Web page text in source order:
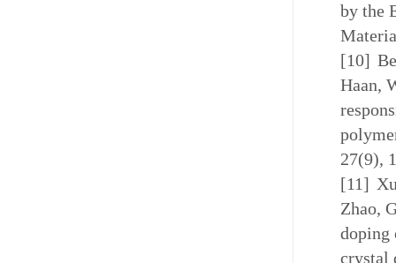
by the
[10]
Haan,
27(9),
[11]
Zhao,
doping
crystal